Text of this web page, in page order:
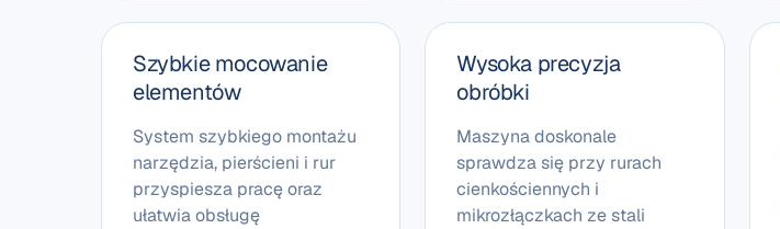
Szybkie mocowanie
elementów
System szybkiego montażu
narzędzia, pierścieni i rur
przyspiesza pracę oraz
ułatwia obsługę
Wysoka precyzja
obróbki
Maszyna doskonale
sprawdza się przy rurach
cienkościennych i
mikrozłączkach ze stali